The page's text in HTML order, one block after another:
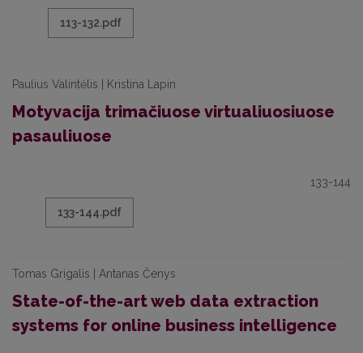
113-132.pdf
Paulius Valintėlis | Kristina Lapin
Motyvacija trimačiuose virtualiuosiuose
pasauliuose
133-144
133-144.pdf
Tomas Grigalis | Antanas Čenys
State-of-the-art web data extraction
systems for online business intelligence